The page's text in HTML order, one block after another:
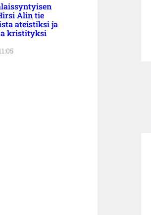
Alin tie
ateistiksi ja
kristityksi